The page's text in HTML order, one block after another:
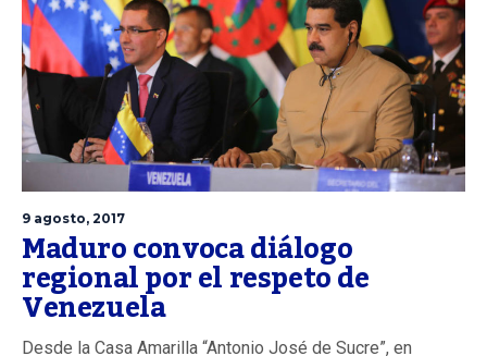
9 agosto, 2017
Maduro convoca diálogo
regional por el respeto de
Venezuela
Desde la Casa Amarilla “Antonio José de Sucre”, en